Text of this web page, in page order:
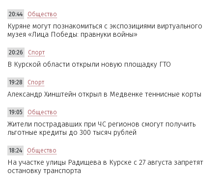
20:44 Общество
Куряне могут познакомиться с экспозициями виртуального
музея «Лица Победы: правнуки войны»
20:26 Спорт
В Курской области открыли новую площадку ГТО
19:28 Спорт
Александр Хинштейн открыл в Медвенке теннисные корты
19:05 Общество
Жители пострадавших при ЧС регионов смогут получить
льготные кредиты до 300 тысяч рублей
18:24 Общество
На участке улицы Радищева в Курске с 27 августа запретят
остановку транспорта